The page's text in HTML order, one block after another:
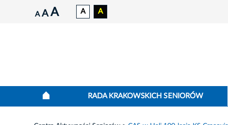
A A A A A
RADA KRAKOWSKICH SENIORÓW